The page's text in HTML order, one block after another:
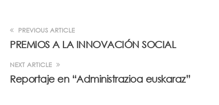
PREVIOUS ARTICLE
PREMIOS A LA INNOVACIÓN SOCIAL
NEXT ARTICLE
Reportaje en “Administrazioa euskaraz”